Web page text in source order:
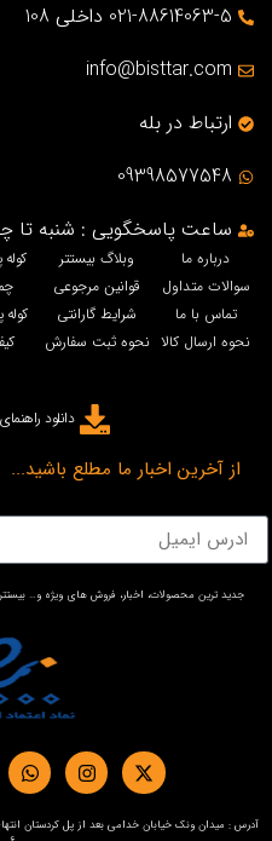
021-88614063-5 داخلی 108
info@bisttar.com
ارتباط در بله
09398577548
ساعت پاسخگویی : شنبه تا چهارشنبه
درباره ما
سوالات متداول
تماس با ما
نحوه ارسال کالا
وبلاگ بیستتر
قوانین مرجوعی
شرایط گارانتی
نحوه ثبت سفارش
دانلود
از آخرین اخبار ما مطلع باشید...
جدید ترین محصولات، اخبار، فروش های ویژه و… بیستتر